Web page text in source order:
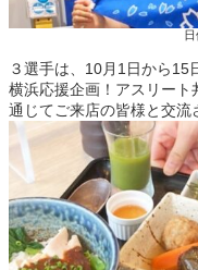
３選手は、10月1日から15
横浜応援企画！アスリート
通じてご来店の皆様と交流